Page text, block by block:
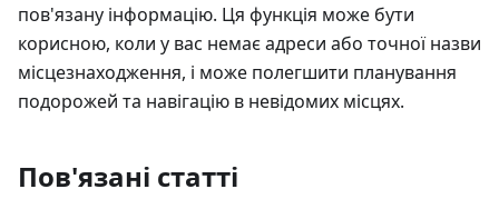
пов'язану інформацію. Ця функція може бути
корисною, коли у вас немає адреси або точної назви
місцезнаходження, і може полегшити планування
подорожей та навігацію в невідомих місцях.
Пов'язані статті